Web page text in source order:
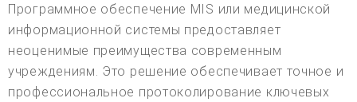
Программное обеспечение MIS или медицинской
информационной системы предоставляет
неоценимые преимущества современным
учреждениям. Это решение обеспечивает точное и
профессиональное протоколирование ключевых